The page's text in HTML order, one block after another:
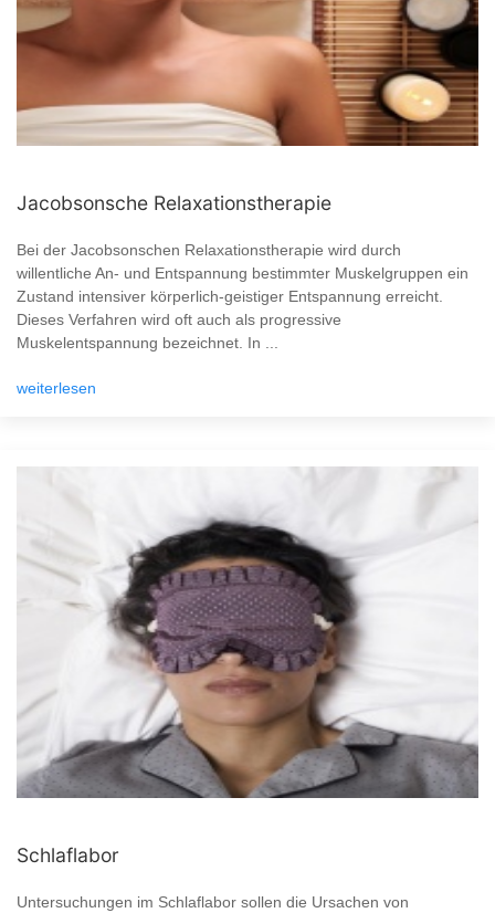
Jacobsonsche Relaxationstherapie
Bei der Jacobsonschen Relaxationstherapie wird durch
willentliche An- und Entspannung bestimmter Muskelgruppen ein
Zustand intensiver körperlich-geistiger Entspannung erreicht.
Dieses Verfahren wird oft auch als progressive
Muskelentspannung bezeichnet. In ...
weiterlesen
Schlaflabor
Untersuchungen im Schlaflabor sollen die Ursachen von